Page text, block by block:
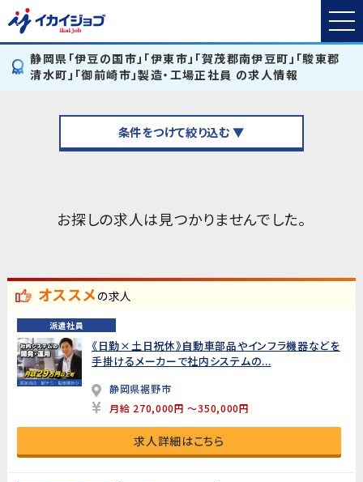
静岡県「伊豆の国市」「伊東市」「賀茂郡南伊豆町」「駿東郡
清水町」「御前崎市」製造・工場正社員 の求人情報
条件をつけて絞り込む ▼
お探しの求人は見つかりませんでした。
オススメの求人
派遣社員
《日勤×土日祝休》自動車部品やインフラ機器などを
手掛けるメーカーで社内システムの...
静岡県裾野市
月給 270,000円 ～350,000円
求人詳細はこちら